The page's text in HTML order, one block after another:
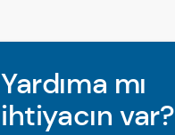
Yardıma mı
ihtiyacın var?